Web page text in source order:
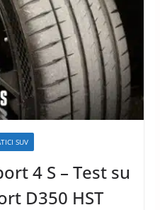
SUV
4 S – Test su
D350 HST